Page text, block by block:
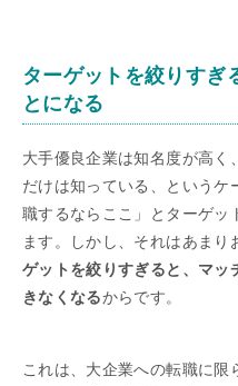
ターゲットを絞りすぎ
とになる
大手優良企業は知名度が高く
だけは知っている、というケ
職するならここ」とターゲッ
ます。しかし、それはあまり
ゲットを絞りすぎると、マッ
きなくなるからです。
これは、大企業への転職に限